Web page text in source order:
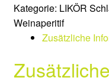
AGB
Suche
Öffnungszeiten
Kategorie: LIKÖR
Weinaperitif
Zusätzliche